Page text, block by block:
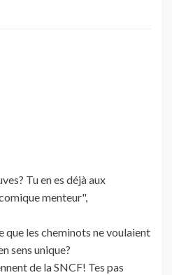
Tu en es déjà aux
menteur",
que les cheminots ne voulaient
sens unique?
de la SNCF! Tes pas